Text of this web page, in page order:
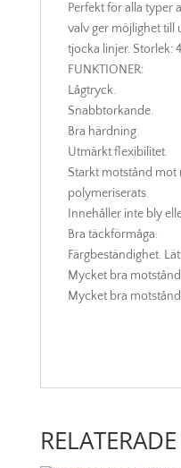
Perfekt för alla typer
valv ger möjlighet till
tjocka linjer. Storlek:
FUNKTIONER:
Lågtryck.
Snabbtorkande.
Bra härdning.
Utmärkt flexibilitet.
Starkt motstånd
polymeriserats.
Innehåller inte bly
Bra täckförmåga.
Färgbeständighet.
Mycket bra
Mycket bra